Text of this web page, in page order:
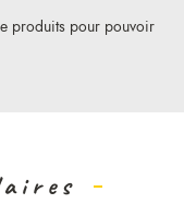
produits pour pouvoir